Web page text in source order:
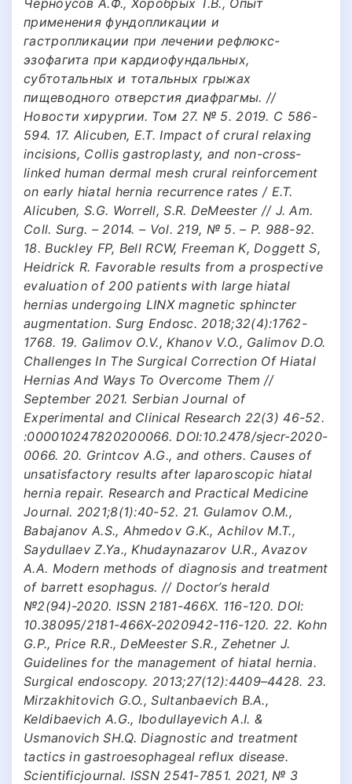
применения фундопликации и
гастропликации при лечении рефлюкс-
эзофагита при кардиофундальных,
субтотальных и тотальных грыжах
пищеводного отверстия диафрагмы. //
Новости хирургии. Том 27. № 5. 2019. С 586-
594. 17. Alicuben, E.T. Impact of crural relaxing
incisions, Collis gastroplasty, and non-cross-
linked human dermal mesh crural reinforcement
on early hiatal hernia recurrence rates / E.T.
Alicuben, S.G. Worrell, S.R. DeMeester // J. Am.
Coll. Surg. – 2014. – Vol. 219, № 5. – P. 988-92.
18. Buckley FP, Bell RCW, Freeman K, Doggett S,
Heidrick R. Favorable results from a prospective
evaluation of 200 patients with large hiatal
hernias undergoing LINX magnetic sphincter
augmentation. Surg Endosc. 2018;32(4):1762-
1768. 19. Galimov O.V., Khanov V.O., Galimov D.O.
Challenges In The Surgical Correction Of Hiatal
Hernias And Ways To Overcome Them //
September 2021. Serbian Journal of
Experimental and Clinical Research 22(3) 46-52.
:000010247820200066. DOI:10.2478/sjecr-2020-
0066. 20. Grintcov A.G., and others. Causes of
unsatisfactory results after laparoscopic hiatal
hernia repair. Research and Practical Medicine
Journal. 2021;8(1):40-52. 21. Gulamov O.M.,
Babajanov A.S., Ahmedov G.K., Achilov M.T.,
Saydullaev Z.Ya., Khudaynazarov U.R., Avazov
A.A. Modern methods of diagnosis and treatment
of barrett esophagus. // Doctor’s herald
№2(94)-2020. ISSN 2181-466X. 116-120. DOI:
10.38095/2181-466X-2020942-116-120. 22. Kohn
G.P., Price R.R., DeMeester S.R., Zehetner J.
Guidelines for the management of hiatal hernia.
Surgical endoscopy. 2013;27(12):4409–4428. 23.
Mirzakhitovich G.O., Sultanbaevich B.A.,
Keldibaevich A.G., Ibodullayevich A.I. &
Usmanovich SH.Q. Diagnostic and treatment
tactics in gastroesophageal reflux disease.
Scientificjournal. ISSN 2541-7851. 2021, № 3